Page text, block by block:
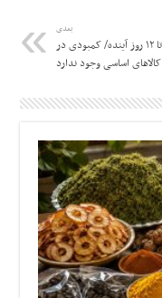
بعدی
ورود برنج پاکستانی تا ۱۲ روز آینده/ کمبودی در
کالاهای اساسی وجود ندارد